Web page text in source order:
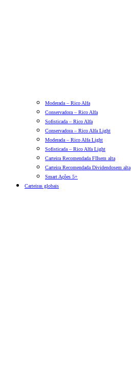
Moderada – Rico Alfa
Conservadora – Rico Alfa
Sofisticada – Rico Alfa
Conservadora – Rico Alfa Light
Moderada – Rico Alfa Light
Sofisticada – Rico Alfa Light
Carteira Recomendada FIIsem alta
Carteira Recomendada Dividendosem alta
Smart Ações 5+
Carteiras globais